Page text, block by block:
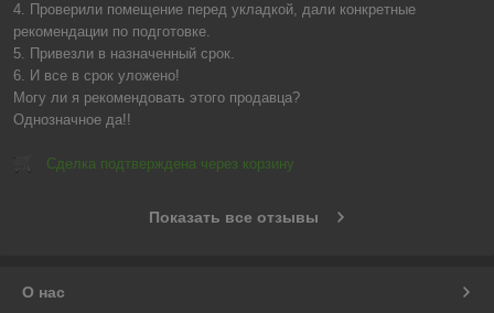
4. Проверили помещение перед укладкой, дали конкретные
рекомендации по подготовке.
5. Привезли в назначенный срок.
6. И все в срок уложено!
Могу ли я рекомендовать этого продавца?
Однозначное да!!
Сделка подтверждена через корзину
Показать все отзывы
О нас